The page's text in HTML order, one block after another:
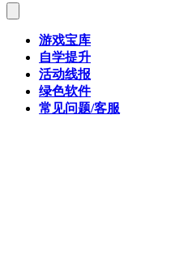
游戏宝库
自学提升
活动线报
绿色软件
常见问题/客服